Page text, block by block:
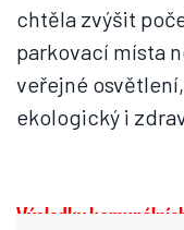
chtěla zvýšit
parkovací místa
veřejné
ekologický i
Výsledky